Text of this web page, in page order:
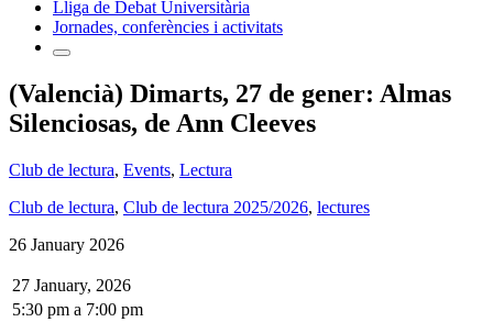
Lliga de Debat Universitària
Jornades, conferències i activitats
(Valencià) Dimarts, 27 de gener: Almas
Silenciosas, de Ann Cleeves
Club de lectura, Events, Lectura
Club de lectura, Club de lectura 2025/2026, lectures
26 January 2026
27 January, 2026
5:30 pm a 7:00 pm